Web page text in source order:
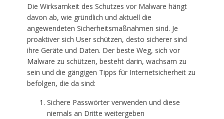
Die Wirksamkeit des Schutzes vor Malware hängt
davon ab, wie gründlich und aktuell die
angewendeten Sicherheitsmaßnahmen sind. Je
proaktiver sich User schützen, desto sicherer sind
ihre Geräte und Daten. Der beste Weg, sich vor
Malware zu schützen, besteht darin, wachsam zu
sein und die gängigen Tipps für Internetsicherheit zu
befolgen, die da sind:
Sichere Passwörter verwenden und diese
niemals an Dritte weitergeben